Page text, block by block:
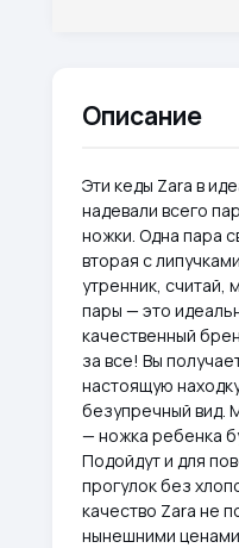
Описание
Эти кеды Zara в
надевали всего
ножки. Одна пара
вторая с
утренник, считай,
пары — это
качественный
за все! Вы
настоящую
безупречный вид.
— ножка ребенка
Подойдут и для
прогулок без
качество Zara не
нынешними